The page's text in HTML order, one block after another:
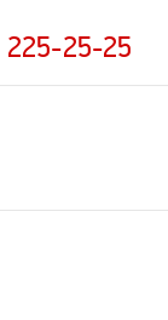
225-25-25